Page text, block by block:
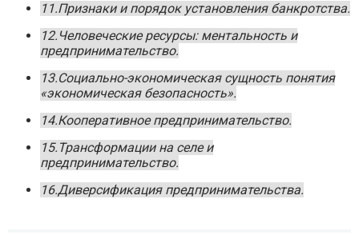
11.Признаки и порядок установления банкротства.
12.Человеческие ресурсы: ментальность и
предпринимательство.
13.Социально-экономическая сущность понятия
«экономическая безопасность».
14.Кооперативное предпринимательство.
15.Трансформации на селе и
предпринимательство.
16.Диверсификация предпринимательства.